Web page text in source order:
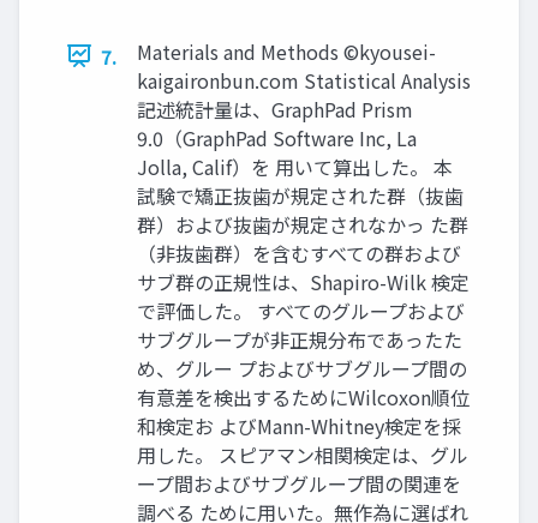
7.
Materials and Methods ©kyousei-
kaigaironbun.com Statistical Analysis
記述統計量は、GraphPad Prism
9.0（GraphPad Software Inc, La
Jolla, Calif）を 用いて算出した。 本
試験で矯正抜歯が規定された群（抜歯
群）および抜歯が規定されなかっ た群
（非抜歯群）を含むすべての群および
サブ群の正規性は、Shapiro-Wilk 検定
で評価した。 すべてのグループおよび
サブグループが非正規分布であったた
め、グルー プおよびサブグループ間の
有意差を検出するためにWilcoxon順位
和検定お よびMann-Whitney検定を採
用した。 スピアマン相関検定は、グル
ープ間およびサブグループ間の関連を
調べる ために用いた。無作為に選ばれ